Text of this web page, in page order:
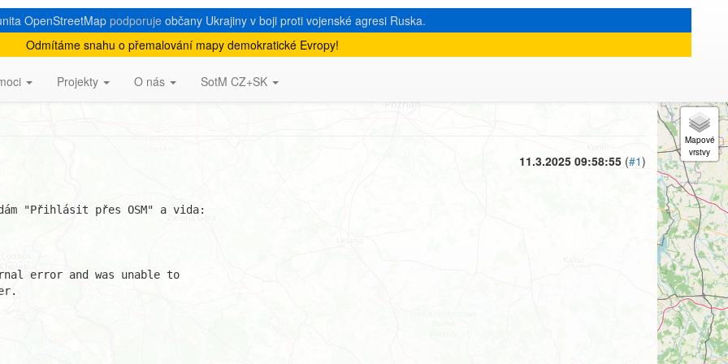
OpenStreetMap podporuje občany Ukrajiny v boji proti vojenské agresi Ruska.
Odmítáme snahu o přemalování mapy demokratické Evropy!
Projekty O nás SotM CZ+SK
11.3.2025 09:58:55 (#1)
"Přihlásit přes OSM" a vida:
error and was unable to